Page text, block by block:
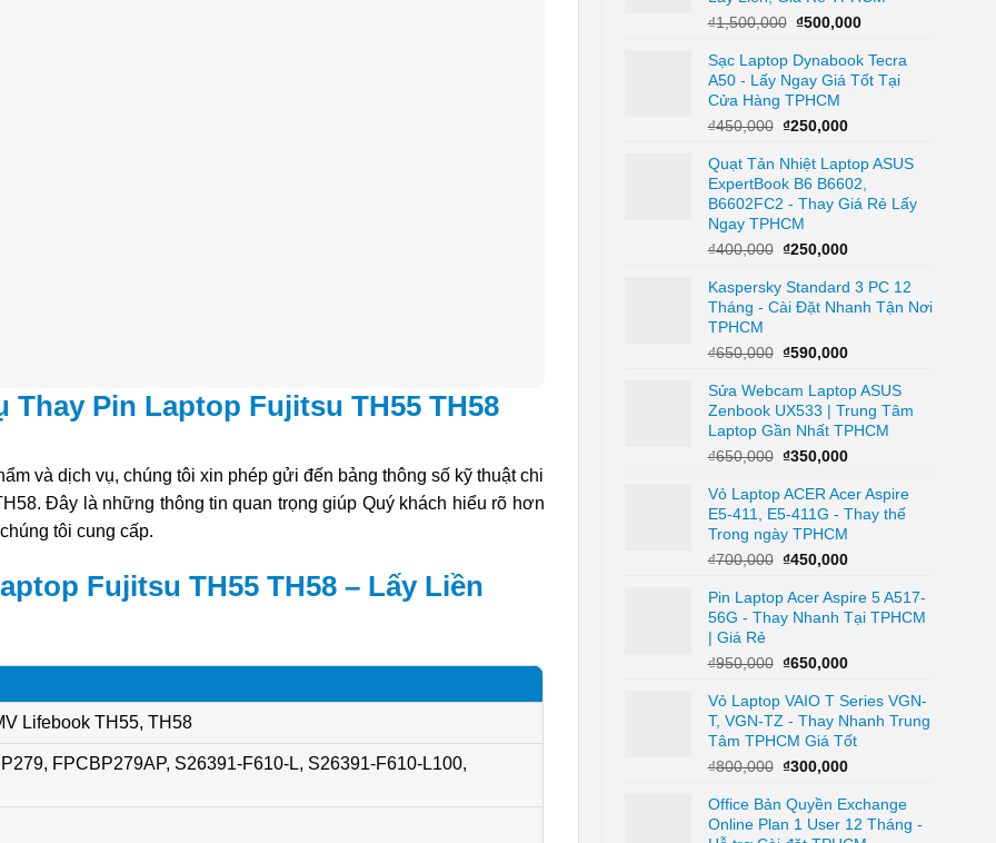
₫1,500,000 Giá
là:
₫1,500,000.
₫500,000Giá
tại
là:
Sạc Laptop Dynabook Tecra
A50 - Lấy Ngay Giá Tốt Tại
Cửa Hàng TPHCM
₫450,000 Giá
là:
₫450,000.
₫250,000Giá
tại
là:
₫250,000.
Quạt Tản Nhiệt Laptop ASUS
ExpertBook B6 B6602,
B6602FC2 - Thay Giá Rẻ Lấy
Ngay TPHCM
₫400,000 Giá
là:
₫400,000.
₫250,000Giá
tại
là:
Kaspersky Standard 3 PC 12
Tháng - Cài Đặt Nhanh Tận Nơi
TPHCM
₫650,000 Giá
là:
₫650,000.
₫590,000Giá
tại
là:
₫590,000.
Sửa Webcam Laptop ASUS
Zenbook UX533 | Trung Tâm
Laptop Gần Nhất TPHCM
₫650,000 Giá
là:
₫650,000.
₫350,000Giá
tại
là:
Vỏ Laptop ACER Acer Aspire
E5-411, E5-411G - Thay thế
Trong ngày TPHCM
₫700,000 Giá
là:
₫700,000.
₫450,000Giá
tại
là:
Pin Laptop Acer Aspire 5 A517-
56G - Thay Nhanh Tại TPHCM
| Giá Rẻ
₫950,000 Giá
là:
₫950,000.
₫650,000Giá
tại
là:
₫650,000.
Vỏ Laptop VAIO T Series VGN-
T, VGN-TZ - Thay Nhanh Trung
Tâm TPHCM Giá Tốt
₫800,000 Giá
là:
₫800,000.
₫300,000Giá
tại
là:
Office Bản Quyền Exchange
Online Plan 1 User 12 Tháng -
Thay Pin Laptop Fujitsu TH55 TH58
và dịch vụ, chúng tôi xin phép gửi đến bảng thông số kỹ thuật chi
Đây là những thông tin quan trọng giúp Quý khách hiểu rõ hơn
tôi cung cấp.
Fujitsu TH55 TH58 – Lấy Liền
Lifebook TH55, TH58
FPCBP279AP, S26391-F610-L, S26391-F610-L100,